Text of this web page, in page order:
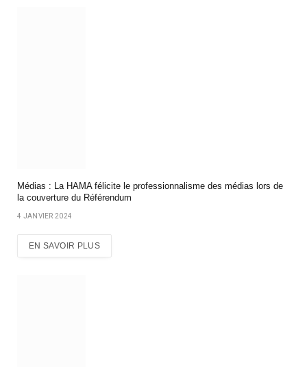
Médias : La HAMA félicite le professionnalisme des médias lors de
la couverture du Référendum
4 JANVIER 2024
EN SAVOIR PLUS